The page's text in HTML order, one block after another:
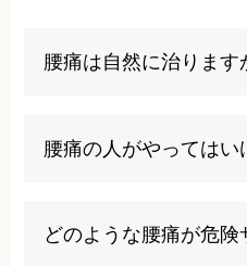
腰痛は自然に治ります
慢性化すると自然治癒
治療や生活習慣の改善が
腰痛の人がやってはい
けましょう。また、長
静も良くありません。
どのような腰痛が危険